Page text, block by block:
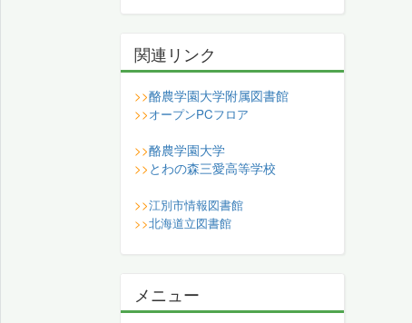
関連リンク
>>酪農学園大学附属図書館
>>オープンPCフロア
>>酪農学園大学
>> とわの森三愛高等学校
>>江別市情報図書館
>>北海道立図書館
メニュー